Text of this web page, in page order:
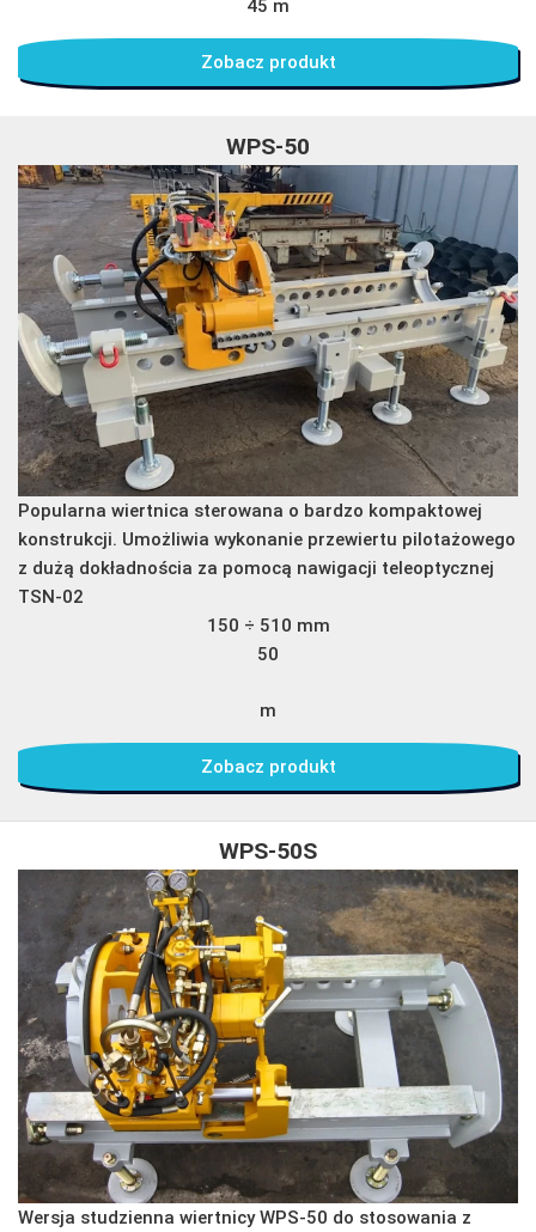
45 m
Zobacz produkt
WPS-50
Popularna wiertnica sterowana o bardzo kompaktowej
konstrukcji. Umożliwia wykonanie przewiertu pilotażowego
z dużą dokładnościa za pomocą nawigacji teleoptycznej
TSN-02
150 ÷ 510 mm
50
m
Zobacz produkt
WPS-50S
Wersja studzienna wiertnicy WPS-50 do stosowania z